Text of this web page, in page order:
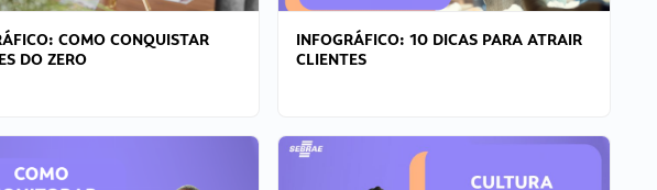
COMO CONQUISTAR
DO ZERO
INFOGRÁFICO: 10 DICAS PARA ATRAIR
CLIENTES